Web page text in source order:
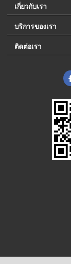
เกี่ยวกับเรา
บริการของเรา
ติดต่อเรา